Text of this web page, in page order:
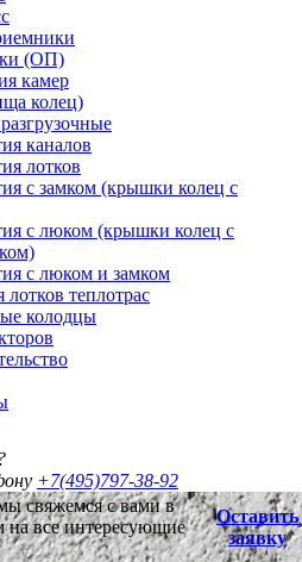
(ОП)
камер
колец)
каналов
лотков
с замком (крышки колец с
с люком (крышки колец с
с люком и замком
теплотрас
колодцы
+7(495)797-38-92
свяжемся с вами в
на все интересующие
Оставить
заявку